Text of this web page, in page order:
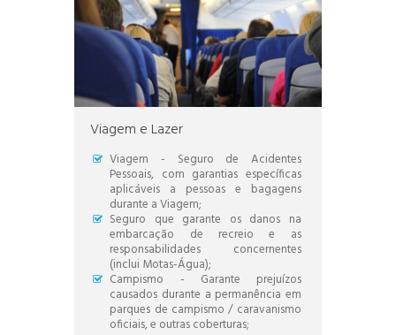
Viagem e Lazer
Viagem - Seguro de Acidentes
Pessoais, com garantias específicas
aplicáveis a pessoas e bagagens
durante a Viagem;
Seguro que garante os danos na
embarcação de recreio e as
responsabilidades concernentes
(inclui Motas-Água);
Campismo - Garante prejuízos
causados durante a permanência em
parques de campismo / caravanismo
oficiais, e outras coberturas;